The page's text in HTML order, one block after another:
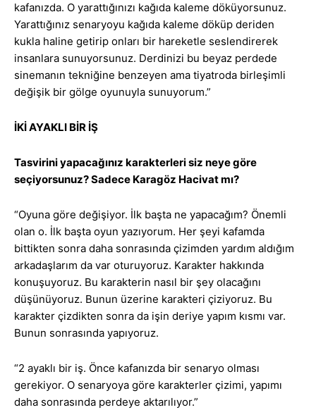
kafanızda. O yarattığınızı kağıda kaleme döküyorsunuz.
Yarattığınız senaryoyu kağıda kaleme döküp deriden
kukla haline getirip onları bir hareketle seslendirerek
insanlara sunuyorsunuz. Derdinizi bu beyaz perdede
sinemanın tekniğine benzeyen ama tiyatroda birleşimli
değişik bir gölge oyunuyla sunuyorum.”
İKİ AYAKLI BİR İŞ
Tasvirini yapacağınız karakterleri siz neye göre
seçiyorsunuz? Sadece Karagöz Hacivat mı?
“Oyuna göre değişiyor. İlk başta ne yapacağım? Önemli
olan o. İlk başta oyun yazıyorum. Her şeyi kafamda
bittikten sonra daha sonrasında çizimden yardım aldığım
arkadaşlarım da var oturuyoruz. Karakter hakkında
konuşuyoruz. Bu karakterin nasıl bir şey olacağını
düşünüyoruz. Bunun üzerine karakteri çiziyoruz. Bu
karakter çizdikten sonra da işin deriye yapım kısmı var.
Bunun sonrasında yapıyoruz.
“2 ayaklı bir iş. Önce kafanızda bir senaryo olması
gerekiyor. O senaryoya göre karakterler çizimi, yapımı
daha sonrasında perdeye aktarılıyor.”